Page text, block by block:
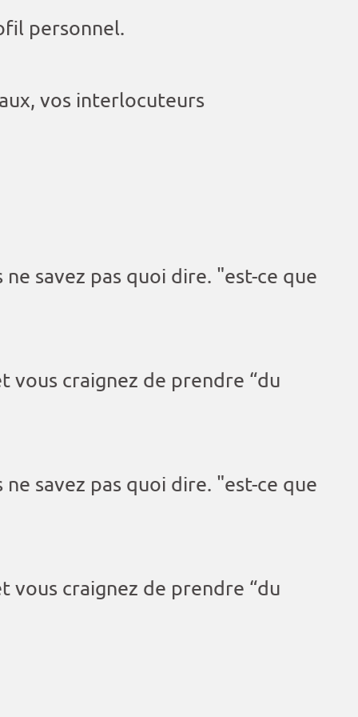
personnel.
vos interlocuteurs
savez pas quoi dire. "est-ce que
vous craignez de prendre “du
savez pas quoi dire. "est-ce que
vous craignez de prendre “du